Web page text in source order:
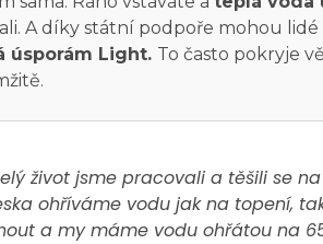
A díky státní podpoře mohou lidé
úsporám Light. To často pokryje
život jsme pracovali a těšili se na
ohříváme vodu jak na topení,
a my máme vodu ohřátou na